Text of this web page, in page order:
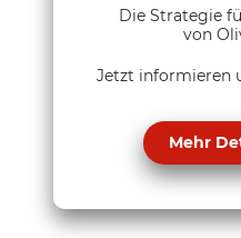
Die Strategie
von
Jetzt informieren
Mehr